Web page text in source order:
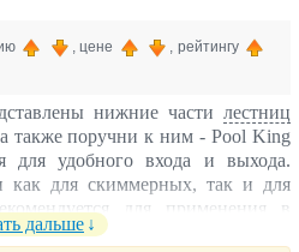
, цене , рейтингу
нижние части лестниц
также поручни к ним -Pool King
для удобного входа и выхода.
как для скиммерных, так и для
для применения в
либо с жалюзями.
дальше